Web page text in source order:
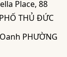
Place, 88
THỦ ĐỨC
PHƯỜNG